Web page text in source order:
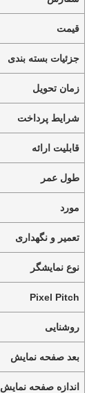
قیمت
جزئیات بسته بندی
زمان تحویل
شرایط پرداخت
قابلیت ارائه
طول عمر
مورد
تعمیر و نگهداری
نوع نمایشگر
Pixel Pitch
روشنایی
بعد صفحه نمایش
اندازه صفحه نمایش